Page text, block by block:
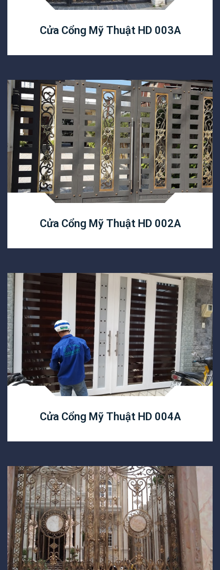
Cửa Cổng Mỹ Thuật HD 003A
Cửa Cổng Mỹ Thuật HD 002A
Cửa Cổng Mỹ Thuật HD 004A